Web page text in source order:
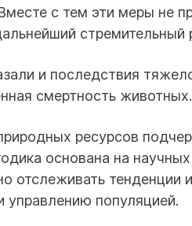
с тем эти меры не
стремительный
и последствия
смертность животных.
ресурсов
основана на научных
отслеживать тенденции
управлению популяцией.